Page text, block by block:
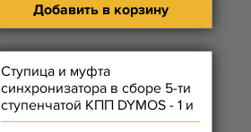
Добавить в корзину
Ступица и муфта
синхронизатора в сборе 5-ти
ступенчатой КПП DYMOS - 1 и
2 передачи Уценка